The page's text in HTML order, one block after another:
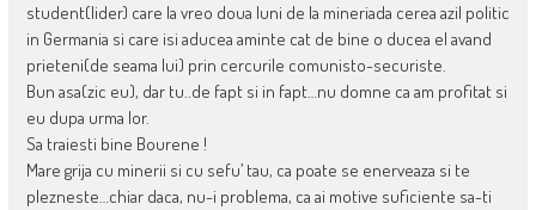
student(lider) care la vreo doua luni de la mineriada cerea azil politic
in Germania si care isi aducea aminte cat de bine o ducea el avand
prieteni(de seama lui) prin cercurile comunisto-securiste.
Bun asa(zic eu), dar tu..de fapt si in fapt…nu domne ca am profitat si
eu dupa urma lor.
Sa traiesti bine Bourene !
Mare grija cu minerii si cu sefu’ tau, ca poate se enerveaza si te
plezneste…chiar daca, nu-i problema, ca ai motive suficiente sa-ti